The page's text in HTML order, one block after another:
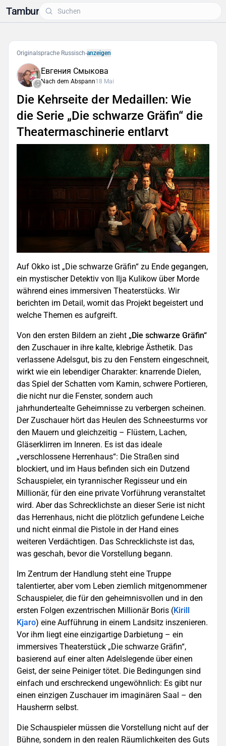
Tambur
Originalsprache Russisch-anzeigen
Евгения Смыкова
Nach dem Abspann18 Mai
Die Kehrseite der Medaillen: Wie
die Serie „Die schwarze Gräfin“ die
Theatermaschinerie entlarvt
Auf Okko ist „Die schwarze Gräfin“ zu Ende gegangen,
ein mystischer Detektiv von Ilja Kulikow über Morde
während eines immersiven Theaterstücks. Wir
berichten im Detail, womit das Projekt begeistert und
welche Themen es aufgreift.
Von den ersten Bildern an zieht „Die schwarze Gräfin“
den Zuschauer in ihre kalte, klebrige Ästhetik. Das
verlassene Adelsgut, bis zu den Fenstern eingeschneit,
wirkt wie ein lebendiger Charakter: knarrende Dielen,
das Spiel der Schatten vom Kamin, schwere Portieren,
die nicht nur die Fenster, sondern auch
jahrhundertealte Geheimnisse zu verbergen scheinen.
Der Zuschauer hört das Heulen des Schneesturms vor
den Mauern und gleichzeitig – Flüstern, Lachen,
Gläserklirren im Inneren. Es ist das ideale
„verschlossene Herrenhaus“: Die Straßen sind
blockiert, und im Haus befinden sich ein Dutzend
Schauspieler, ein tyrannischer Regisseur und ein
Millionär, für den eine private Vorführung veranstaltet
wird. Aber das Schrecklichste an dieser Serie ist nicht
das Herrenhaus, nicht die plötzlich gefundene Leiche
und nicht einmal die Pistole in der Hand eines
weiteren Verdächtigen. Das Schrecklichste ist das,
was geschah, bevor die Vorstellung begann.
Im Zentrum der Handlung steht eine Truppe
talentierter, aber vom Leben ziemlich mitgenommener
Schauspieler, die für den geheimnisvollen und in den
ersten Folgen exzentrischen Millionär Boris (Kirill
Kjarо) eine Aufführung in einem Landsitz inszenieren.
Vor ihm liegt eine einzigartige Darbietung – ein
immersives Theaterstück „Die schwarze Gräfin“,
basierend auf einer alten Adelslegende über einen
Geist, der seine Peiniger tötet. Die Bedingungen sind
einfach und erschreckend ungewöhnlich: Es gibt nur
einen einzigen Zuschauer im imaginären Saal – den
Hausherrn selbst.
Die Schauspieler müssen die Vorstellung nicht auf der
Bühne, sondern in den realen Räumlichkeiten des Guts